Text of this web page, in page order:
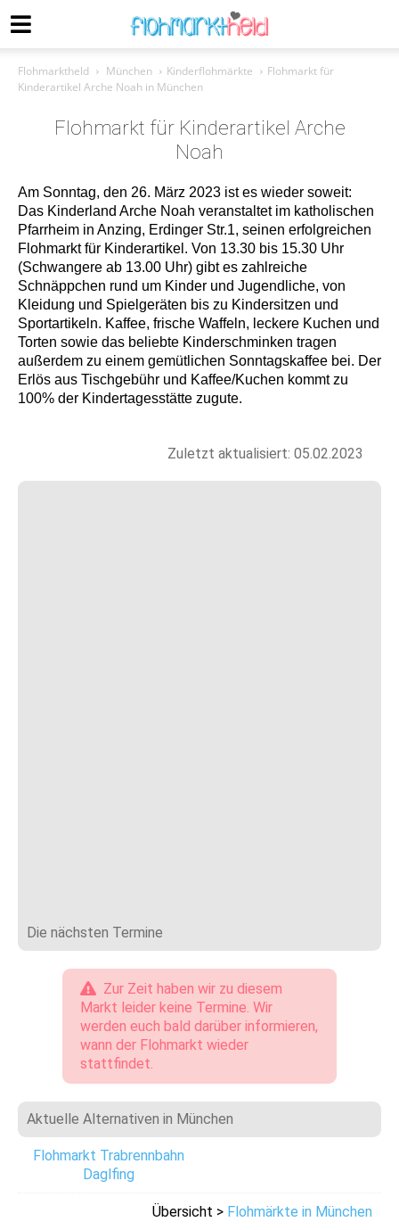
Flohmarktheld München Kinderflohmärkte
Flohmarkt für
Kinderartikel Arche Noah in München
Flohmarkt für Kinderartikel Arche
Noah
Am Sonntag, den 26. März 2023 ist es wieder soweit:
Das Kinderland Arche Noah veranstaltet im katholischen
Pfarrheim in Anzing, Erdinger Str.1, seinen erfolgreichen
Flohmarkt für Kinderartikel. Von 13.30 bis 15.30 Uhr
(Schwangere ab 13.00 Uhr) gibt es zahlreiche
Schnäppchen rund um Kinder und Jugendliche, von
Kleidung und Spielgeräten bis zu Kindersitzen und
Sportartikeln. Kaffee, frische Waffeln, leckere Kuchen und
Torten sowie das beliebte Kinderschminken tragen
außerdem zu einem gemütlichen Sonntagskaffee bei. Der
Erlös aus Tischgebühr und Kaffee/Kuchen kommt zu
100% der Kindertagesstätte zugute.
Zuletzt aktualisiert: 05.02.2023
Die nächsten Termine
Zur Zeit haben wir zu diesem
Markt leider keine Termine. Wir
werden euch bald darüber informieren,
wann der Flohmarkt wieder
stattfindet.
Aktuelle Alternativen in München
Flohmarkt Trabrennbahn
Daglfing
Übersicht > Flohmärkte in München